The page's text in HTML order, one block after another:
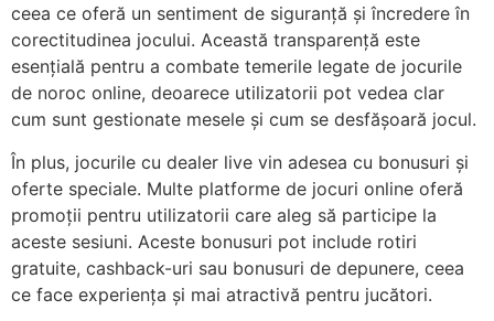
ceea ce oferă un sentiment de siguranță și încredere în
corectitudinea jocului. Această transparență este
esențială pentru a combate temerile legate de jocurile
de noroc online, deoarece utilizatorii pot vedea clar
cum sunt gestionate mesele și cum se desfășoară jocul.
În plus, jocurile cu dealer live vin adesea cu bonusuri și
oferte speciale. Multe platforme de jocuri online oferă
promoții pentru utilizatorii care aleg să participe la
aceste sesiuni. Aceste bonusuri pot include rotiri
gratuite, cashback-uri sau bonusuri de depunere, ceea
ce face experiența și mai atractivă pentru jucători.